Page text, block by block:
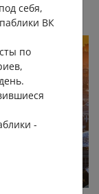
себя,
ВК
по
-